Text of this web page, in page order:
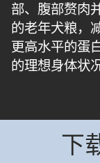
部、腹部赘肉
的老年犬粮，
更高水平的蛋
的理想身体状
下